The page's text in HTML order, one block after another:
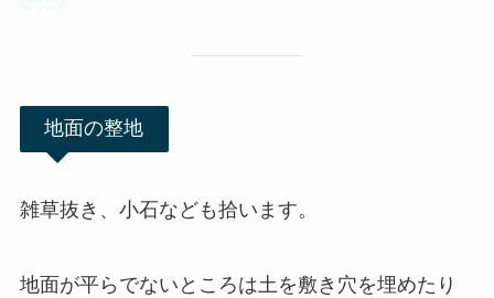
地面の整地
雑草抜き、小石なども拾います。
地面が平らでないところは土を敷き穴を埋めたり